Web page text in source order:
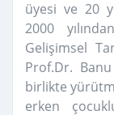
üyesi ve 20
2000
Gelişimsel
Prof.Dr.
birlikte
erken